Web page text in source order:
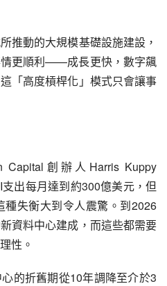
推動的大規模基礎設施建設，
更順利——成長更快，數字飆
「高度槓桿化」模式只會讓事
創辦人Harris Kuppy
出每月達到約300億美元，但
失衡大到令人震驚。到2026
資料中心建成，而這些都需要
性。
的折舊期從10年調降至介於3